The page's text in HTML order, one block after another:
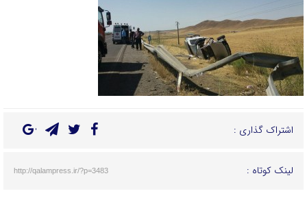
اشتراک گذاری :
لینک کوتاه : http://qalampress.ir/?p=3483